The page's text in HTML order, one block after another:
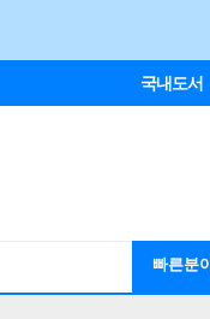
국내도서
빠른분